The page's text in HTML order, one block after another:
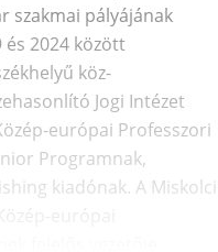
szakmai pályájának
és 2024 között
köz-
Jogi Intézet
európai Professzori
Programnak,
kiadónak. A Miskolci